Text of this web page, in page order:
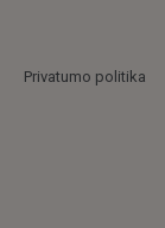
Privatumo politika